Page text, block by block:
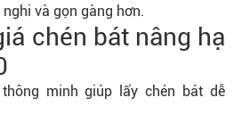
và gọn gàng hơn.
chén bát nâng hạ
minh giúp lấy chén bát dễ